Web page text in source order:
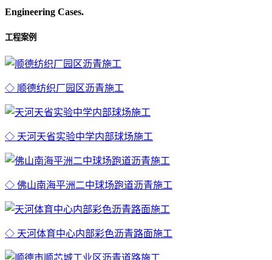
Engineering Cases.
工程案例
◇ 顺德纺织厂园区沥青施工
◇ 天河天省实验中学内部球场施工
◇ 佛山南海平洲二中球场跑道沥青施工
◇ 天河体育中心内部彩色沥青路面施工